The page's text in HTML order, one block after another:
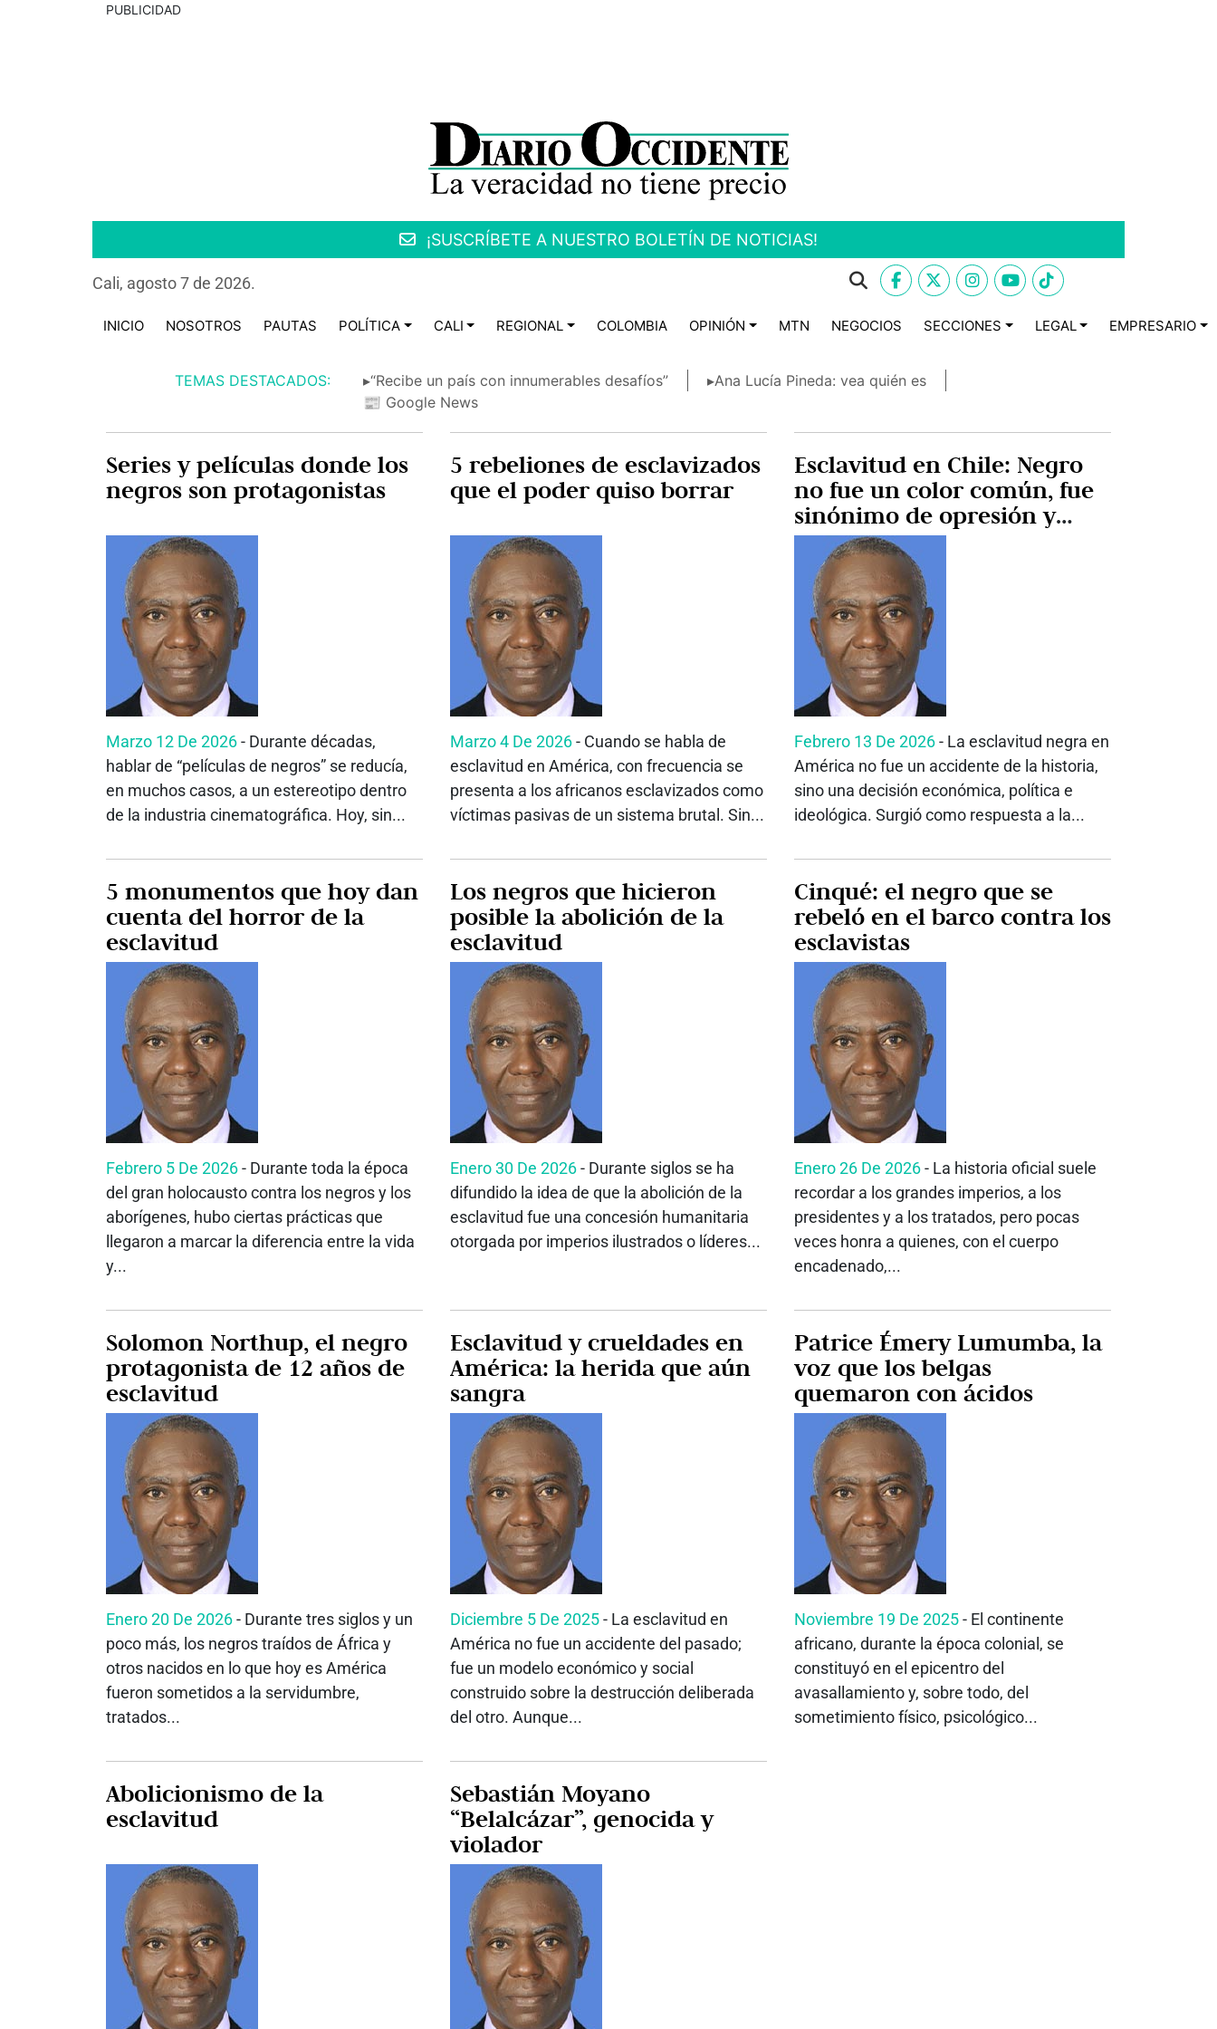
PUBLICIDAD
¡SUSCRÍBETE A NUESTRO BOLETÍN DE NOTICIAS!
Cali, agosto 7 de 2026.
INICIO NOSOTROS PAUTAS POLÍTICA CALI REGIONAL COLOMBIA OPINIÓN MTN NEGOCIOS SECCIONES LEGAL EMPRESARIO
TEMAS DESTACADOS: ▸“Recibe un país con innumerables desafíos”
▸Ana Lucía Pineda: vea quién es
📰 Google News
Series y películas donde los
negros son protagonistas
Marzo 12 De 2026- Durante décadas,
hablar de “películas de negros” se reducía,
en muchos casos, a un estereotipo dentro
de la industria cinematográfica. Hoy, sin...
5 rebeliones de esclavizados
que el poder quiso borrar
Marzo 4 De 2026- Cuando se habla de
esclavitud en América, con frecuencia se
presenta a los africanos esclavizados como
víctimas pasivas de un sistema brutal. Sin...
Esclavitud en Chile: Negro
no fue un color común, fue
sinónimo de opresión y
muerte
Febrero 13 De 2026- La esclavitud negra en
América no fue un accidente de la historia,
sino una decisión económica, política e
ideológica. Surgió como respuesta a la...
5 monumentos que hoy dan
cuenta del horror de la
esclavitud
Febrero 5 De 2026- Durante toda la época
del gran holocausto contra los negros y los
aborígenes, hubo ciertas prácticas que
llegaron a marcar la diferencia entre la vida
y...
Los negros que hicieron
posible la abolición de la
esclavitud
Enero 30 De 2026- Durante siglos se ha
difundido la idea de que la abolición de la
esclavitud fue una concesión humanitaria
otorgada por imperios ilustrados o líderes...
Cinqué: el negro que se
rebeló en el barco contra los
esclavistas
Enero 26 De 2026- La historia oficial suele
recordar a los grandes imperios, a los
presidentes y a los tratados, pero pocas
veces honra a quienes, con el cuerpo
encadenado,...
Solomon Northup, el negro
protagonista de 12 años de
esclavitud
Enero 20 De 2026- Durante tres siglos y un
poco más, los negros traídos de África y
otros nacidos en lo que hoy es América
fueron sometidos a la servidumbre,
tratados...
Esclavitud y crueldades en
América: la herida que aún
sangra
Diciembre 5 De 2025- La esclavitud en
América no fue un accidente del pasado;
fue un modelo económico y social
construido sobre la destrucción deliberada
del otro. Aunque...
Patrice Émery Lumumba, la
voz que los belgas
quemaron con ácidos
Noviembre 19 De 2025- El continente
africano, durante la época colonial, se
constituyó en el epicentro del
avasallamiento y, sobre todo, del
sometimiento físico, psicológico...
Abolicionismo de la
esclavitud
Sebastián Moyano
“Belalcázar”, genocida y
violador